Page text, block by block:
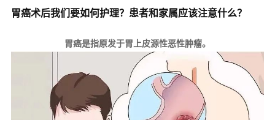
胃癌术后我们要如何护理？患者和家属应该注意什么？
胃癌是指原发于胃上皮源性恶性肿瘤。